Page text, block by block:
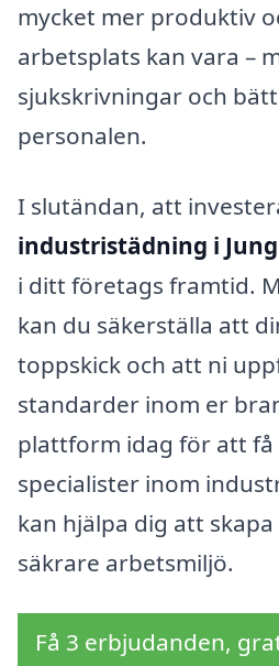
mycket mer produktiv
arbetsplats kan vara –
sjukskrivningar och
personalen.
I slutändan, att
industristädning i Jung
i ditt företags framtid.
kan du säkerställa att
toppskick och att ni
standarder inom er
plattform idag för att få
specialister inom
kan hjälpa dig att
säkrare arbetsmiljö.
Få 3 erbjudanden,